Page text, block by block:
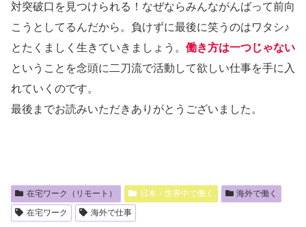
対突破口を見つけられる！なぜならみんながんばって前向
こうとしてるんだから。負けずに最後に笑うのはワタシ♪
とたくましく生きていきましょう。 働き方は一つじゃない
ということを念頭に二刀流で活動して欲しい仕事を手に入
れていくのです。
最後までお読みいただきありがとうございました。
在宅ワーク（リモート） 日本・世界中で働く
海外で働く
在宅ワーク
海外で仕事